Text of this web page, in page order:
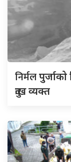
निर्मल
दुःख व्यक्त